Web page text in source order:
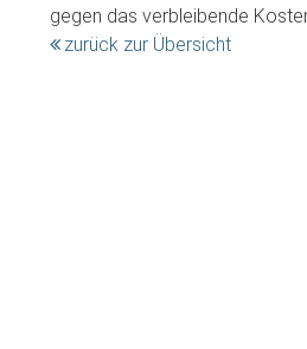
gegen das verbleibende
zurück zur Übersicht